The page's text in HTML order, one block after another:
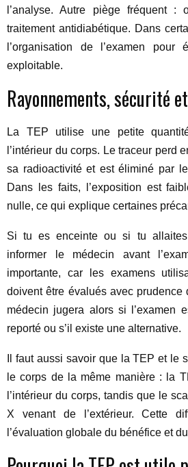
l’analyse. Autre piège fréquent :
traitement antidiabétique. Dans
l’organisation de l’examen
exploitable.
Rayonnements, sécurité
La TEP utilise une petite
l’intérieur du corps. Le traceur perd
sa radioactivité et est éliminé par
Dans les faits, l’exposition est
nulle, ce qui explique certaines
Si tu es enceinte ou si tu
informer le médecin avant
importante, car les examens
doivent être évalués avec prudence
médecin jugera alors si l’examen
reporté ou s’il existe une alternative.
Il faut aussi savoir que la TEP et le
le corps de la même manière : la
l’intérieur du corps, tandis que le
X venant de l’extérieur. Cette
l’évaluation globale du bénéfice et